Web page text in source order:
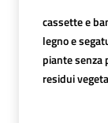
cassette e
legno e
piante senza
residui